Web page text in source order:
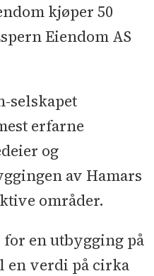
kjøper 50
Eiendom AS
selskapet
erfarne
og
av Hamars
områder.
en utbygging på
en verdi på cirka